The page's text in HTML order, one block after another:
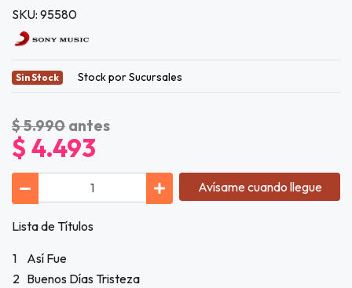
SKU: 95580
Sin Stock Stock por Sucursales
$ 5.990 antes
$ 4.493
Avísame cuando llegue
Lista de Títulos
1
Así Fue
2 Buenos Días Tristeza